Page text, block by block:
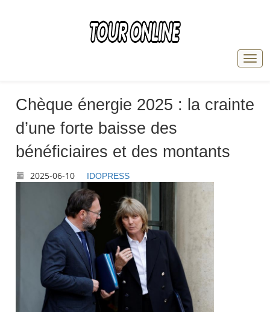
Chèque énergie 2025 : la crainte
d’une forte baisse des
bénéficiaires et des montants
2025-06-10 IDOPRESS